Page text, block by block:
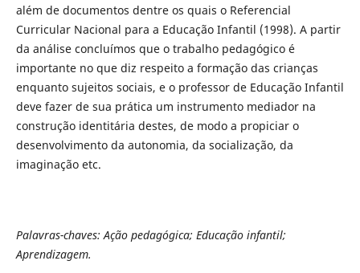
além de documentos dentre os quais o Referencial
Curricular Nacional para a Educação Infantil (1998). A partir
da análise concluímos que o trabalho pedagógico é
importante no que diz respeito a formação das crianças
enquanto sujeitos sociais, e o professor de Educação Infantil
deve fazer de sua prática um instrumento mediador na
construção identitária destes, de modo a propiciar o
desenvolvimento da autonomia, da socialização, da
imaginação etc.
Palavras-chaves: Ação pedagógica; Educação infantil;
Aprendizagem.